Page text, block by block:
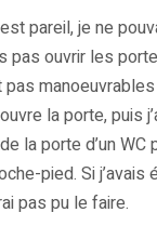
pareil, je ne
pas ouvrir les
la porte, puis
la porte d’un WC
pied. Si j’avais
pas pu le faire.